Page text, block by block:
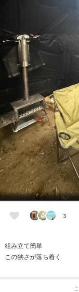
3
組み立て簡単
この狭さが落ち着く